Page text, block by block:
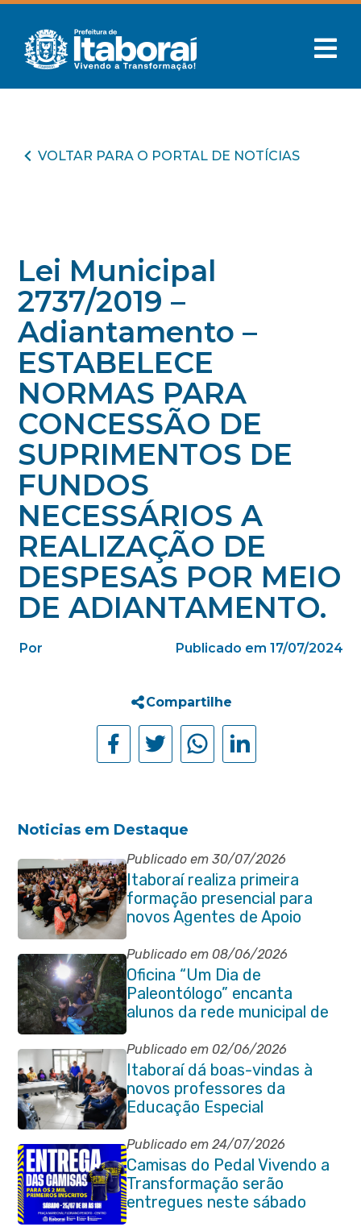
VOLTAR PARA O PORTAL DE NOTÍCIAS
Lei Municipal
2737/2019 –
Adiantamento –
ESTABELECE
NORMAS PARA
CONCESSÃO DE
SUPRIMENTOS DE
FUNDOS
NECESSÁRIOS A
REALIZAÇÃO DE
DESPESAS POR MEIO
DE ADIANTAMENTO.
Por Publicado em 17/07/2024
Compartilhe
Noticias em Destaque
Publicado em 30/07/2026
Itaboraí realiza primeira
formação presencial para
novos Agentes de Apoio
Escolar
Publicado em 08/06/2026
Oficina “Um Dia de
Paleontólogo” encanta
alunos da rede municipal de
Itaboraí
Publicado em 02/06/2026
Itaboraí dá boas-vindas à
novos professores da
Educação Especial
Publicado em 24/07/2026
Camisas do Pedal Vivendo a
Transformação serão
entregues neste sábado
(25/07)